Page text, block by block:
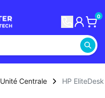
0
Unité Centrale HP